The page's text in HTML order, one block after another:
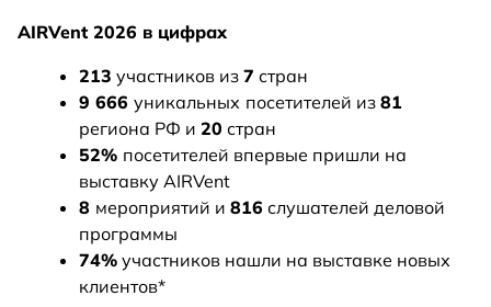
AIRVent 2026 в цифрах
213 участников из 7 стран
9 666 уникальных посетителей из 81
региона РФ и 20 стран
52% посетителей впервые пришли на
выставку AIRVent
8 мероприятий и 816 слушателей деловой
программы
74% участников нашли на выставке новых
клиентов*